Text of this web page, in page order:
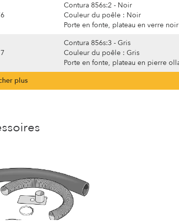
Contura 856s:2 - Noir
Couleur du poêle : Noir
Porte en fonte, plateau en verre noir
Contura 856s:3 - Gris
Couleur du poêle : Gris
Porte en fonte, plateau en pierre
plus